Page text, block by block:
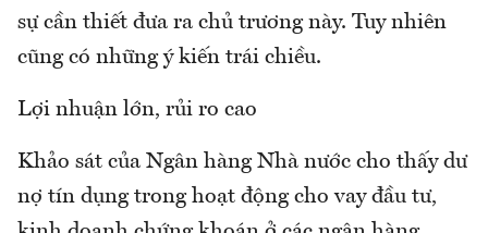
sự cần thiết đưa ra chủ trương này. Tuy nhiên
cũng có những ý kiến trái chiều.
Lợi nhuận lớn, rủi ro cao
Khảo sát của Ngân hàng Nhà nước cho thấy dư
nợ tín dụng trong hoạt động cho vay đầu tư,